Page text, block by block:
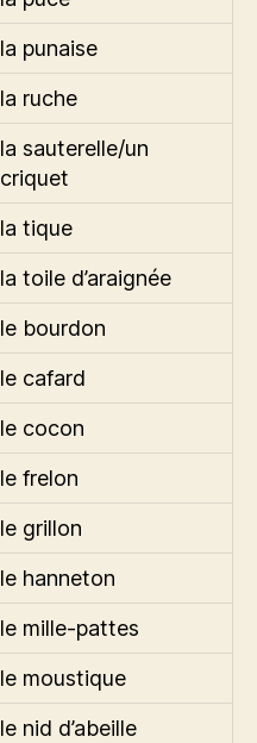
la punaise
la ruche
la sauterelle/un
criquet
la tique
la toile d’araignée
le bourdon
le cafard
le cocon
le frelon
le grillon
le hanneton
le mille-pattes
le moustique
le nid d’abeille